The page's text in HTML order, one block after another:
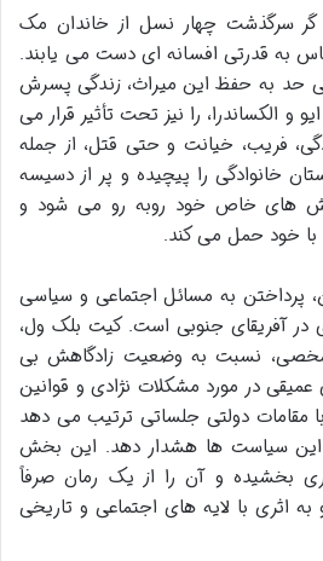
گر سرگذشت چهار نسل از خاندان مک
به قدرتی افسانه ای دست می یابند.
حد به حفظ این میراث، زندگی پسرش
و الکساندرا، را نیز تحت تأثیر قرار می
فریب، خیانت و حتی قتل، از جمله
خانوادگی را پیچیده و پر از دسیسه
های خاص خود روبه رو می شود و
با خود حمل می کند.
پرداختن به مسائل اجتماعی و سیاسی
در آفریقای جنوبی است. کیت بلک ول،
نسبت به وضعیت زادگاهش بی
در مورد مشکلات نژادی و قوانین
مقامات دولتی جلساتی ترتیب می دهد
این سیاست ها هشدار دهد. این بخش
بخشیده و آن را از یک رمان صرفاً
به اثری با لایه های اجتماعی و تاریخی